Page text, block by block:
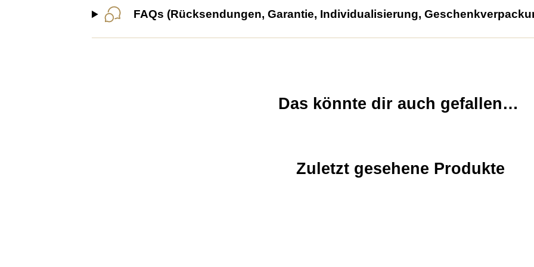
FAQs (Rücksendungen, Garantie, Individualisierung,
Das könnte dir auch gefallen…
Zuletzt gesehene Produkte